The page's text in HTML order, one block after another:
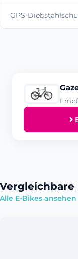
GPS-
Vergleichbare
Alle E-Bikes